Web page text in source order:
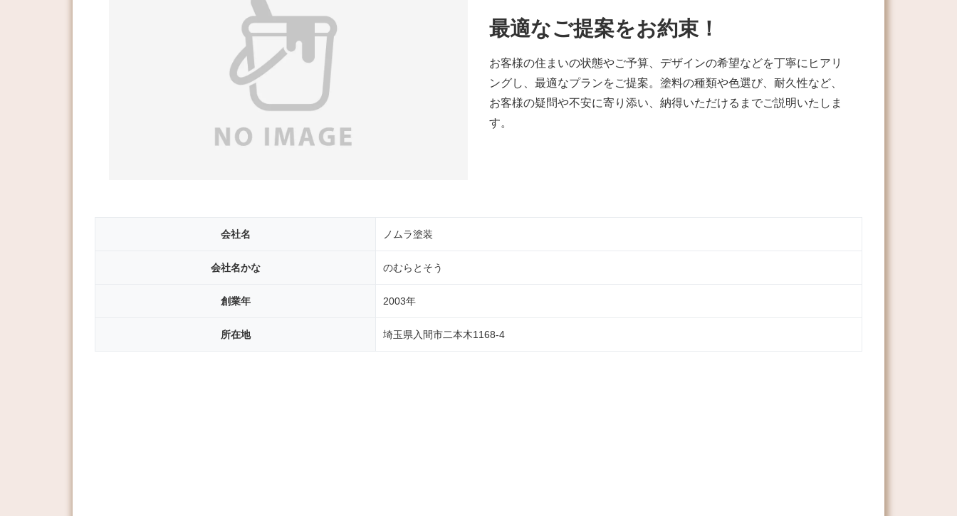
最適なご提案をお約束！
お客様の住まいの状態やご予算、デザインの希望などを丁寧にヒアリ
ングし、最適なプランをご提案。塗料の種類や色選び、耐久性など、
お客様の疑問や不安に寄り添い、納得いただけるまでご説明いたしま
す。
会社名 ノムラ塗装
会社名かな のむらとそう
創業年 2003年
所在地 埼玉県入間市二本木1168-4